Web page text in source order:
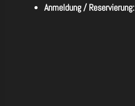
Anmeldung / Reservierung: